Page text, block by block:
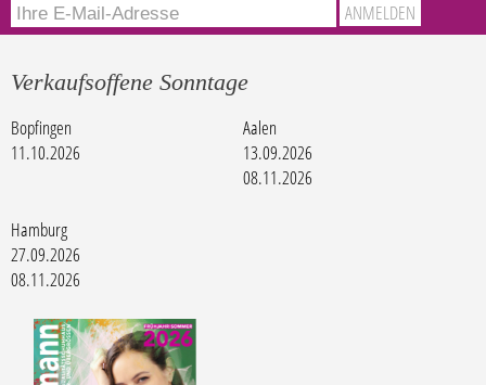
Verkaufsoffene Sonntage
Bopfingen
11.10.2026
Aalen
13.09.2026
08.11.2026
Hamburg
27.09.2026
08.11.2026